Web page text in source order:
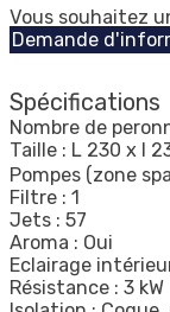
Vous souhaitez
Demande
Spécifications
Nombre de
Taille : L 230 x l
Pompes (zone
Filtre : 1
Jets : 57
Aroma : Oui
Eclairage
Résistance : 3 kW